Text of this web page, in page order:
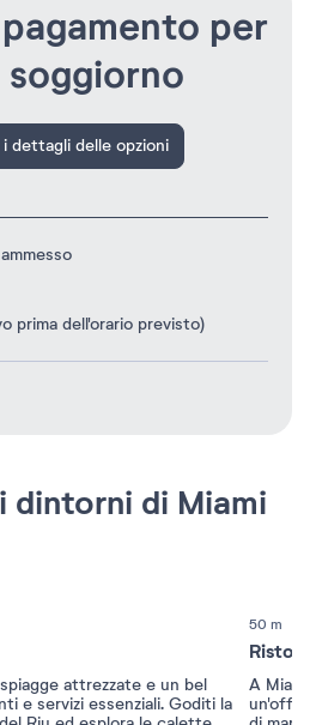
per
i dettagli delle opzioni
prima dell'orario previsto)
dintorni di Miami
attrezzate e un bel
e servizi essenziali. Goditi la
50 m
A Miami